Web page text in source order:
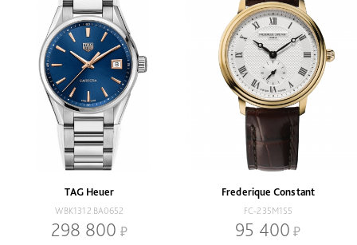
TAG Heuer
WBK1312.BA0652
298 800
Frederique Constant
FC-235M1S5
95 400